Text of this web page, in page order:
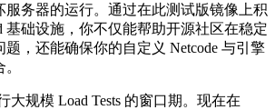
服务器的运行。通过在此测试版镜像上积
基础设施，你不仅能帮助开源社区在稳定
，还能确保你的自定义 Netcode 与引擎
大规模 Load Tests 的窗口期。现在在